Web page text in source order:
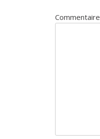
Commentaire